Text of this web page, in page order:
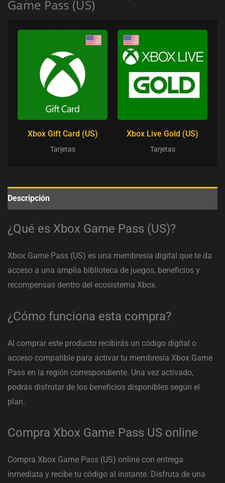
Game Pass (US)
Xbox Gift Card (US)
Tarjetas
Xbox Live Gold (US)
Tarjetas
Descripción
¿Qué es Xbox Game Pass (US)?
Xbox Game Pass (US) es una membresía digital que te da
acceso a una amplia biblioteca de juegos, beneficios y
recompensas dentro del ecosistema Xbox.
¿Cómo funciona esta compra?
Al comprar este producto recibirás un código digital o
acceso compatible para activar tu membresía Xbox Game
Pass en la región correspondiente. Una vez activado,
podrás disfrutar de los beneficios disponibles según el
plan.
Compra Xbox Game Pass US online
Compra Xbox Game Pass (US) online con entrega
inmediata y recibe tu código al instante. Disfruta de una